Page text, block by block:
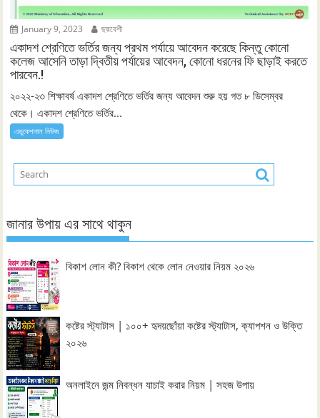
January 9, 2023 ছদ্মবেশী
একাদশ শ্রেণিতে ভর্তির জন্য প্রথম পর্যায়ে আবেদন করেছে কিন্তু কোনো
কলেজ আসেনি তাড়া দ্বিতীয় পর্যায়ের আবেদন, কোনো ধরনের ফি ছাড়াই করতে
পারবেন.!
২০২২-২৩ শিক্ষাবর্ষ একাদশ শ্রেণিতে ভর্তির জন্য আবেদন শুরু হয় গত ৮ ডিসেম্বর
থেকে। একাদশ শ্রেণিতে ভর্তির...
এডুকেশনাল নিউজ
জানার উপায় এর সাথে থাকুন
বিকাশ লোন কী? বিকাশ থেকে লোন নেওয়ার নিয়ম ২০২৬
কষ্টের স্ট্যাটাস | ১০০+ হৃদয়ছোঁয়া কষ্টের স্ট্যাটাস, ক্যাপশন ও উক্তি
২০২৬
অনলাইনে জন্ম নিবন্ধন যাচাই করার নিয়ম | সহজ উপায়